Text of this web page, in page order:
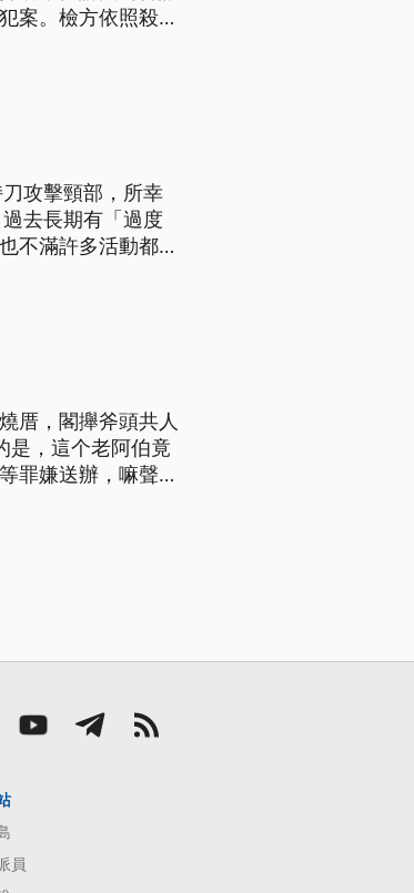
案。檢方依照殺人
攻擊頸部，所幸
去長期有「過度
不滿許多活動都被
厝，閣攑斧頭共人
是，這个老阿伯竟
罪嫌送辦，嘛聲請
員